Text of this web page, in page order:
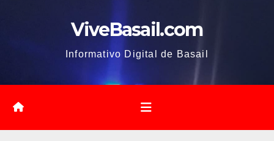
ViveBasail.com
Informativo Digital de Basail